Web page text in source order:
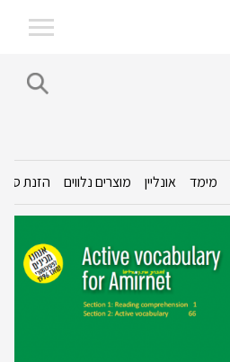
מימד אונליין מוצרים נלווים הזנת